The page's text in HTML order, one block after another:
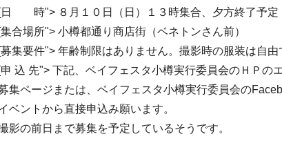
[日 時"> ８月１０日（日）１３時集合、夕方終了予定
[集合場所"> 小樽都通り商店街（ベネトンさん前）
[募集要件"> 年齢制限はありません。撮影時の服装は自由
[申 込 先"> 下記、ベイフェスタ小樽実行委員会のＨＰの
集ページまたは、ベイフェスタ小樽実行委員会の
ベントから直接申込み願います。
影の前日まで募集を予定しているそうです。